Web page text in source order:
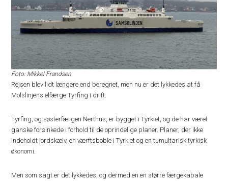
Foto: Mikkel Frandsen
Rejsen blev lidt længere end beregnet, men nu er det lykkedes at få
Molslinjens elfærge Tyrfing i drift.
Tyrfing, og søsterfærgen Nerthus, er bygget i Tyrkiet, og de har været
ganske forsinkede i forhold til de oprindelige planer. Planer, der ikke
indeholdt jordskælv, en værftsboble i Tyrkiet og en tumultarisk tyrkisk
økonomi.
Men som sagt er det lykkedes, og dermed en en større færgekabale